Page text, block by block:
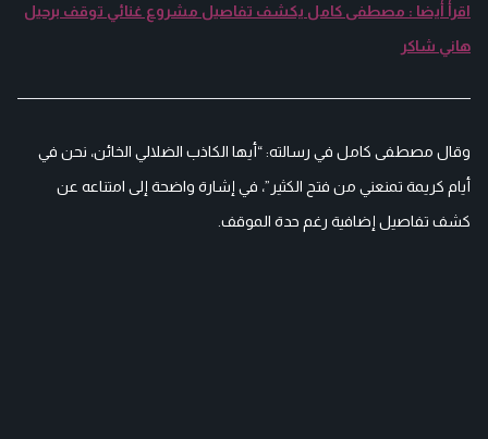
اقرأ أيضا : مصطفى كامل يكشف تفاصيل مشروع غنائي توقف برحيل
هاني شاكر
وقال مصطفى كامل في رسالته: “أيها الكاذب الضلالي الخائن، نحن في
أيام كريمة تمنعني من فتح الكثير”، في إشارة واضحة إلى امتناعه عن
كشف تفاصيل إضافية رغم حدة الموقف.